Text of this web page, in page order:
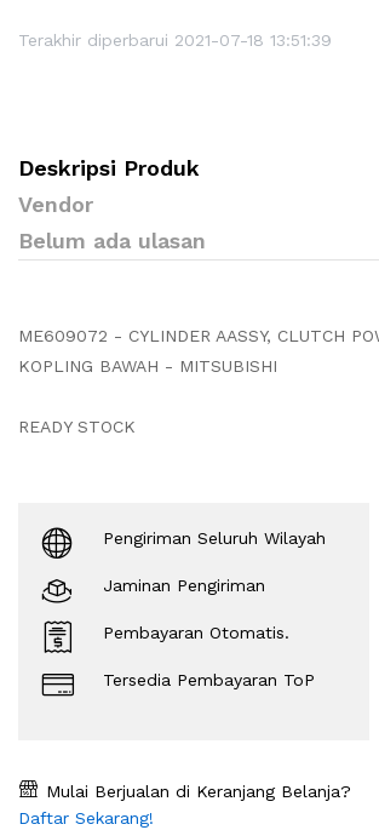
Terakhir diperbarui 2021-07-18 13:51:39
Deskripsi Produk
Vendor
Belum ada ulasan
ME609072 - CYLINDER AASSY, CLUTCH
KOPLING BAWAH - MITSUBISHI
READY STOCK
Pengiriman Seluruh Wilayah
Jaminan Pengiriman
Pembayaran Otomatis.
Tersedia Pembayaran ToP
Mulai Berjualan di Keranjang Belanja?
Daftar Sekarang!